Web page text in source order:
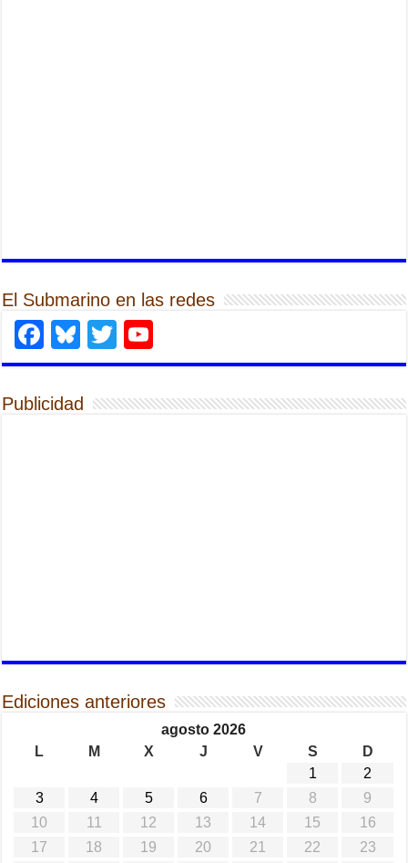
El Submarino en las redes
Facebook
Bluesky
Twitter
Publicidad
Ediciones anteriores
agosto 2026
L
M X J V S
D
1
2
3
4 5 6 7 8
9
10
11 12 13 14 15
16
17
18 19 20 21 22
23